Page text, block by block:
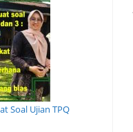
Soal Ujian TPQ